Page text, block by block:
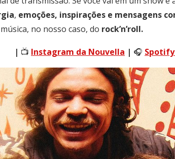
, emoções, inspirações e mensagens
no nosso caso, do rock’n’roll.
| 📺 Instagram da Nouvella | 🎧